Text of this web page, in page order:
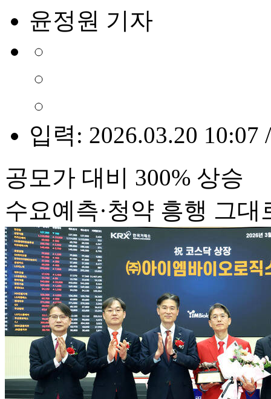
윤정원 기자
입력: 2026.03.20 10:07
공모가 대비 300% 상승
수요예측·청약 흥행 그대